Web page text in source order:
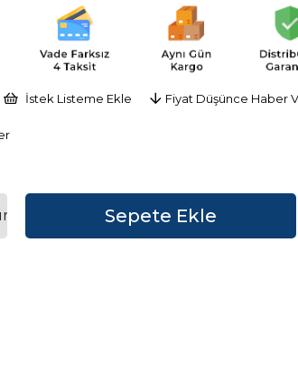
İstek Listeme Ekle Fiyat Düşünce Haber